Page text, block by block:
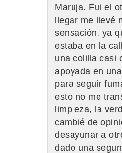
Maruja. Fui el
llegar me llevé
sensación, ya
estaba en la
una colilla casi
apoyada en
para seguir
esto no me
limpieza, la
cambié de
desayunar a
dado una